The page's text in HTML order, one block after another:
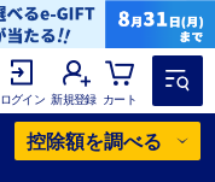
ログイン 新規登録 カート
控除額を調べる